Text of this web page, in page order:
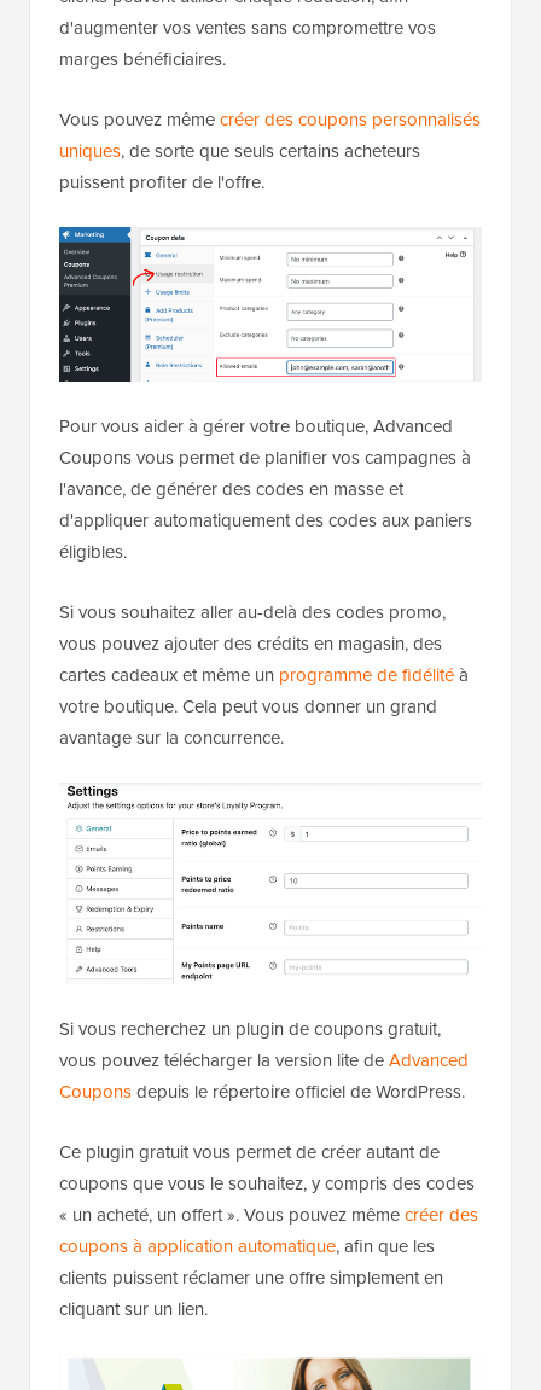
d'augmenter vos ventes sans compromettre vos
marges bénéficiaires.
Vous pouvez mêmecréer des coupons personnalisés
uniques, de sorte que seuls certains acheteurs
puissent profiter de l'offre.
Pour vous aider à gérer votre boutique, Advanced
Coupons vous permet de planifier vos campagnes à
l'avance, de générer des codes en masse et
d'appliquer automatiquement des codes aux paniers
éligibles.
Si vous souhaitez aller au-delà des codes promo,
vous pouvez ajouter des crédits en magasin, des
cartes cadeaux et même un programme de fidélitéà
votre boutique. Cela peut vous donner un grand
avantage sur la concurrence.
Si vous recherchez un plugin de coupons gratuit,
vous pouvez télécharger la version lite deAdvanced
Couponsdepuis le répertoire officiel de WordPress.
Ce plugin gratuit vous permet de créer autant de
coupons que vous le souhaitez, y compris des codes
« un acheté, un offert ». Vous pouvez mêmecréer des
coupons à application automatique, afin que les
clients puissent réclamer une offre simplement en
cliquant sur un lien.